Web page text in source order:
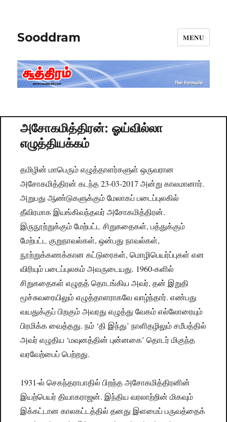
Sooddram MENU
அசோகமித்திரன்: ஓய்வில்லா
எழுத்தியக்கம்
தமிழின் மாபெரும் எழுத்தாளர்களுள் ஒருவரான
அசோகமித்திரன் கடந்த 23-03-2017 அன்று காலமானார்.
அறுபது ஆண்டுகளுக்கும் மேலாகப் படைப்புலகில்
தீவிரமாக இயங்கிவந்தவர் அசோகமித்திரன்.
இருநூற்றுக்கும் மேற்பட்ட சிறுகதைகள், பத்துக்கும்
மேற்பட்ட குறுநாவல்கள், ஒன்பது நாவல்கள்,
நூற்றுக்கணக்கான கட்டுரைகள், மொழிபெயர்ப்புகள் என
விரியும் படைப்புலகம் அவருடையது. 1960-களில்
சிறுகதைகள் எழுதத் தொடங்கிய அவர், தன் இறுதி
மூச்சுவரையிலும் எழுத்தாளராகவே வாழ்ந்தார். எண்பது
வயதுக்குப் பிறகும் அவரது எழுத்து வேகம் எல்லோரையும்
பிரமிக்க வைத்தது. நம் ‘தி இந்து’ நாளிதழிலும் சமீபத்தில்
அவர் எழுதிய ‘மவுனத்தின் புன்னகை’ தொடர் மிகுந்த
வரவேற்பைப் பெற்றது.
1931-ல் செகந்தராபாதில் பிறந்த அசோகமித்திரனின்
இயற்பெயர் தியாகராஜன். இந்திய வரலாற்றின் மிகவும்
இக்கட்டான காலகட்டத்தில் தனது இளமைப் பருவத்தைக்